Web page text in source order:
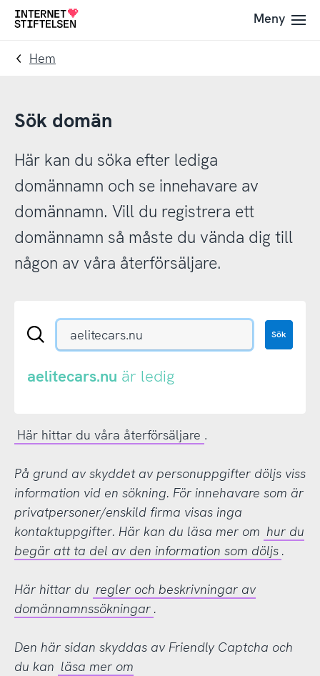
Till
navigering
Till
innehåll
Till
Meny
Hem
Sök domän
Här kan du söka efter lediga
domännamn och se innehavare av
domännamn. Vill du registrera ett
domännamn så måste du vända dig till
någon av våra återförsäljare.
Sök
eller
Sök
aelitecars.nu är ledig
Här hittar du våra återförsäljare .
På grund av skyddet av personuppgifter döljs viss
information vid en sökning. För innehavare som är
privatpersoner/enskild firma visas inga
kontaktuppgifter. Här kan du läsa mer om hur du
begär att ta del av den information som döljs .
Här hittar du regler och beskrivningar av
domännamnssökningar .
Den här sidan skyddas av Friendly Captcha och
du kan läsa mer om